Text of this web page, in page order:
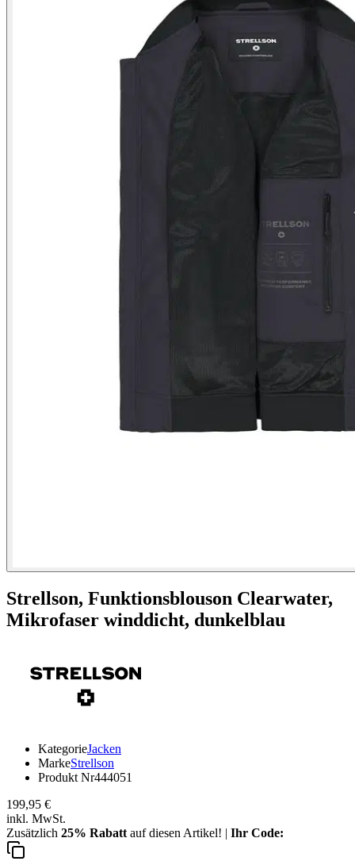
Strellson, Funktionsblouson Clearwater,
Mikrofaser winddicht, dunkelblau
KategorieJacken
MarkeStrellson
Produkt Nr444051
199,95 €
inkl. MwSt.
Zusätzlich 25% Rabatt auf diesen Artikel! | Ihr Code: